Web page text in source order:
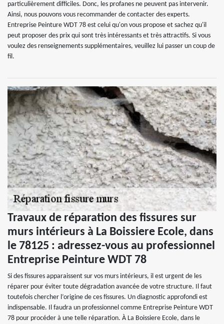
particulièrement difficiles. Donc, les profanes ne peuvent pas intervenir.
Ainsi, nous pouvons vous recommander de contacter des experts.
Entreprise Peinture WDT 78 est celui qu'on vous propose et sachez qu'il
peut proposer des prix qui sont très intéressants et très attractifs. Si vous
voulez des renseignements supplémentaires, veuillez lui passer un coup de
fil.
Travaux de réparation des fissures sur
murs intérieurs à La Boissiere Ecole, dans
le 78125 : adressez-vous au professionnel
Entreprise Peinture WDT 78
Si des fissures apparaissent sur vos murs intérieurs, il est urgent de les
réparer pour éviter toute dégradation avancée de votre structure. Il faut
toutefois chercher l’origine de ces fissures. Un diagnostic approfondi est
indispensable. Il faudra un professionnel comme Entreprise Peinture WDT
78 pour procéder à une telle réparation. À La Boissiere Ecole, dans le